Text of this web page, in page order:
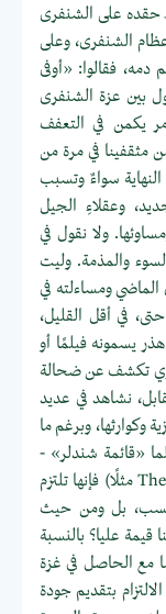
حقده على الشنفرى
الشنفرى، وعلى
فقالوا: «أوفى
بين عزة الشنفرى
يكمن في التعفف
مثقفينا في مرة من
سواءٌ وتسبب
وعقلاءِ الجيل
ولا نقول في
والمذمة. وليت
الماضي ومساءلته في
في أقل القليل،
يسمونه فيلمًا أو
فكري تكشف عن ضحالة
نشاهد في عديد
وكوارثها، وبرغم ما
«قائمة شندلر» -
Schindler's List و«عازف البيانو» - The Pianist مثلًا) فإنها تلتزم
بل ومن حيث
قيمة عليا؟ بالنسبة
مع الحاصل في غزة
بتقديم جودة